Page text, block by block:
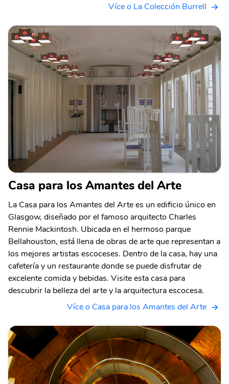
Více o La Colección Burrell
Casa para los Amantes del Arte
La Casa para los Amantes del Arte es un edificio único en
Glasgow, diseñado por el famoso arquitecto Charles
Rennie Mackintosh. Ubicada en el hermoso parque
Bellahouston, está llena de obras de arte que representan a
los mejores artistas escoceses. Dentro de la casa, hay una
cafetería y un restaurante donde se puede disfrutar de
excelente comida y bebidas. Visite esta casa para
descubrir la belleza del arte y la arquitectura escocesa.
Více o Casa para los Amantes del Arte